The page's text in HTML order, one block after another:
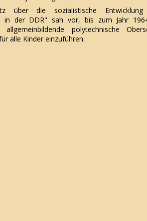
über die sozialistische
in der DDR" sah vor, bis zum Jahr
allgemeinbildende polytechnische
alle Kinder einzuführen.